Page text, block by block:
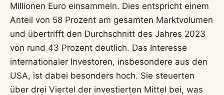
Millionen Euro einsammeln. Dies entspricht einem
Anteil von 58 Prozent am gesamten Marktvolumen
und übertrifft den Durchschnitt des Jahres 2023
von rund 43 Prozent deutlich. Das Interesse
internationaler Investoren, insbesondere aus den
USA, ist dabei besonders hoch. Sie steuerten
über drei Viertel der investierten Mittel bei, was